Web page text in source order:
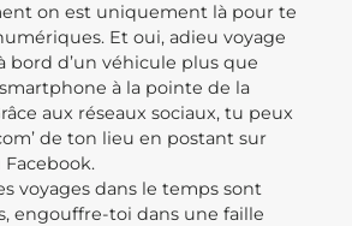
on est uniquement là pour te
Et oui, adieu voyage
bord d’un véhicule plus que
à la pointe de la
aux réseaux sociaux, tu peux
de ton lieu en postant sur
Facebook.
voyages dans le temps sont
engouffre-toi dans une faille